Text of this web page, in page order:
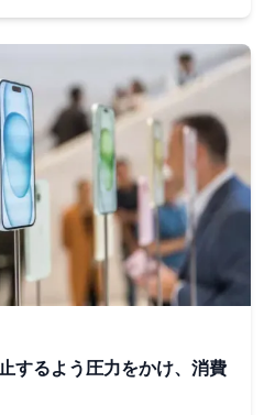
するよう圧力をかけ、消費